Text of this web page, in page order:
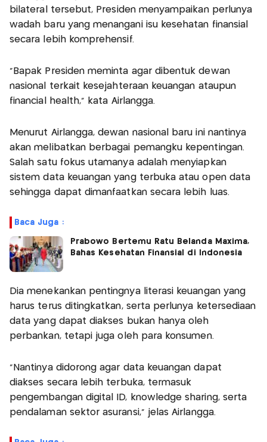
bilateral tersebut, Presiden menyampaikan perlunya
wadah baru yang menangani isu kesehatan finansial
secara lebih komprehensif.
“Bapak Presiden meminta agar dibentuk dewan
nasional terkait kesejahteraan keuangan ataupun
financial health,” kata Airlangga.
Menurut Airlangga, dewan nasional baru ini nantinya
akan melibatkan berbagai pemangku kepentingan.
Salah satu fokus utamanya adalah menyiapkan
sistem data keuangan yang terbuka atau open data
sehingga dapat dimanfaatkan secara lebih luas.
Baca Juga :
Prabowo Bertemu Ratu Belanda Maxima,
Bahas Kesehatan Finansial di Indonesia
Dia menekankan pentingnya literasi keuangan yang
harus terus ditingkatkan, serta perlunya ketersediaan
data yang dapat diakses bukan hanya oleh
perbankan, tetapi juga oleh para konsumen.
“Nantinya didorong agar data keuangan dapat
diakses secara lebih terbuka, termasuk
pengembangan digital ID, knowledge sharing, serta
pendalaman sektor asuransi,” jelas Airlangga.